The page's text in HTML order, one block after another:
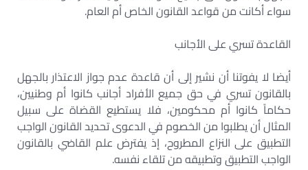
سواء أكانت من قواعد القانون الخاص أم العام.
القاعدة تسري على الأجانب
أيضا لا يفوتنا أن نشير إلى أن قاعدة عدم جواز الاعتذار بالجهل
بالقانون تسري في حق جميع الأفراد أجانب كانوا أم وطنيين،
حكاماً كانوا أم محكومين، فلا يستطيع القضاة على سبيل
المثال أن يطلبوا من الخصوم في الدعوى تحديد القانون الواجب
التطبيق على النزاع المطروح، إذ يفترض علم القاضي بالقانون
الواجب التطبيق وتطبيقه من تلقاء نفسه.